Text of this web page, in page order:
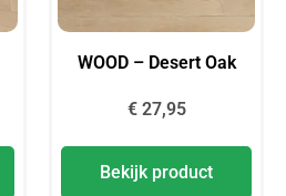
WOOD – Desert Oak
€27,95
Bekijk product